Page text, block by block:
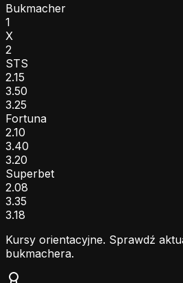
Bukmacher
1
X
2
STS
2.15
3.50
3.25
Fortuna
2.10
3.40
3.20
Superbet
2.08
3.35
3.18
Kursy orientacyjne. Sprawdź
bukmachera.